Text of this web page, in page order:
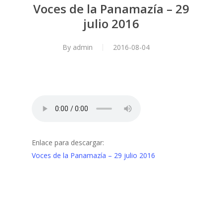
Voces de la Panamazía – 29
julio 2016
By admin 2016-08-04
Enlace para descargar:
Voces de la Panamazía – 29 julio 2016